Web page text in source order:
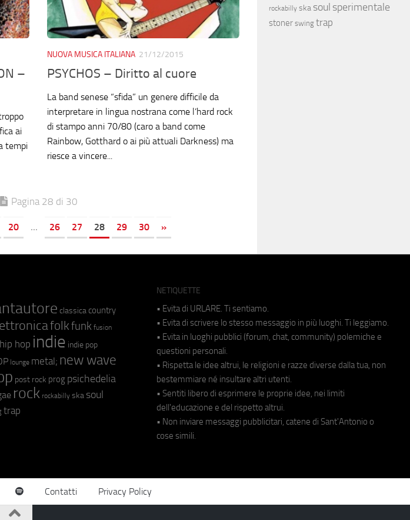
–
ai
tempi
NUOVA MUSICA ITALIANA 21/12/2015
PSYCHOS – Diritto al cuore
La band senese “sfida” un genere difficile da
interpretare in lingua nostrana come l’hard rock
di stampo anni 70/80 (caro a band come
Rainbow, Gotthard o ai più attuali Darkness) ma
riesce a vincere...
Pagina 28 di 30
20 ... 26 27 28 29 30 »
rockabilly ska soul sperimentale
stoner swing trap
classica country
folkfunk fusion
hip hop indie indie pop
lounge metal; new wave
post rock prog psichedelia
rock rockabilly ska soul
trap
NETIQUETTE
• Evita di URLARE. Ti sentiamo.
• Evita di scrivere lo stesso messaggio in più luoghi. Ti leggiamo.
• Evita in luoghi pubblici (forum, chat, community) polemiche e
questioni personali.
• Rispetta le idee altrui, le religioni e razze diverse dalla tua, non
bestemmiare né insultare altri utenti.
• Sentiti libero di esprimere le proprie idee, nei limiti
dell'educazione e del rispetto altrui.
• Non inviare messaggi pubblicitari, catene di Sant'Antonio o
cose simili.
Contatti Privacy Policy